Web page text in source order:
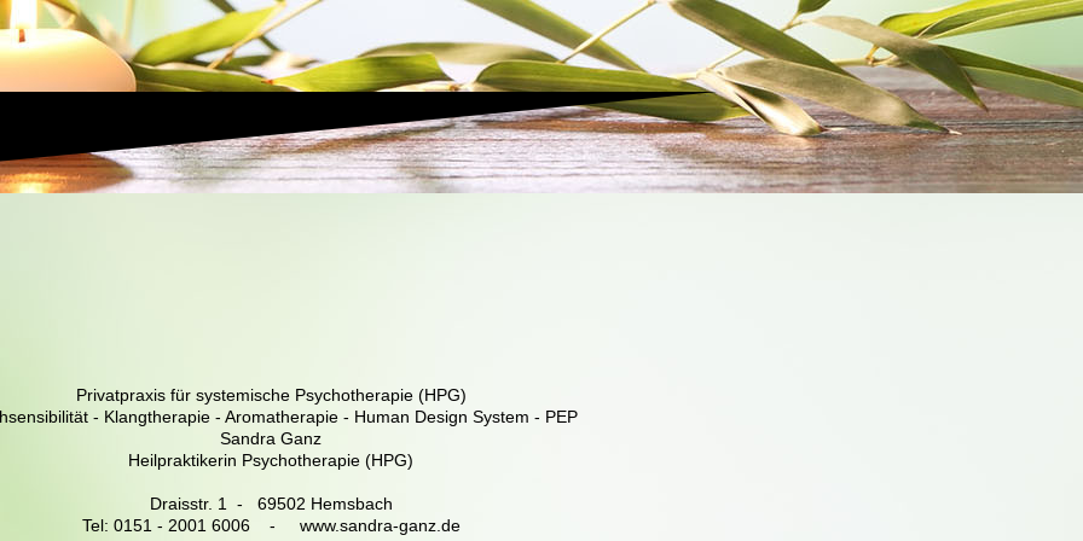
Privatpraxis für systemische Psychotherapie (HPG)
- Klangtherapie - Aromatherapie - Human Design System - PEP
Sandra Ganz
Heilpraktikerin Psychotherapie (HPG)
Draisstr. 1 - 69502 Hemsbach
Tel: 0151 - 2001 6006 - www.sandra-ganz.de